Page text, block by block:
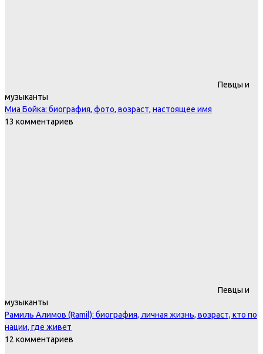
Певцы и
музыканты
Миа Бойка: биография, фото, возраст, настоящее имя
13 комментариев
Певцы и
музыканты
Рамиль Алимов (Ramil): биография, личная жизнь, возраст, кто по
нации, где живет
12 комментариев